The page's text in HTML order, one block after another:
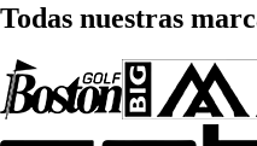
Todas nuestras